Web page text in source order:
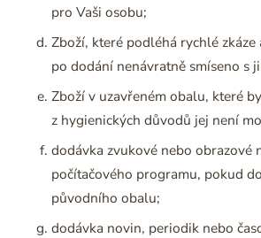
pro Vaši osobu;
Zboží, které podléhá rychlé
po dodání nenávratně smíseno s
Zboží v uzavřeném obalu, které
z hygienických důvodů jej není
dodávka zvukové nebo obrazové
počítačového programu, pokud
původního obalu;
dodávka novin, periodik nebo